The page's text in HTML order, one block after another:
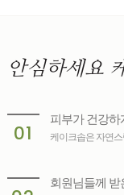
안심하세요
01
피부가 건강하
케이크솝은 자연
회원님들께 받